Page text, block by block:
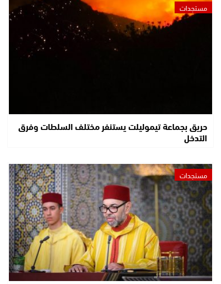
مستجدات
حريق بجماعة تيموليلت يستنفر مختلف السلطات وفرق
التدخل
مستجدات